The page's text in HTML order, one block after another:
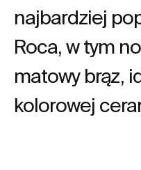
najbardziej
Roca, w tym
matowy brąz,
kolorowej